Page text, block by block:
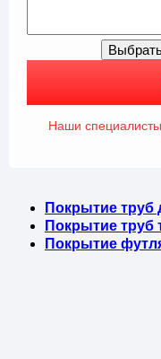
Наши
Покрытие труб
Покрытие труб
Покрытие